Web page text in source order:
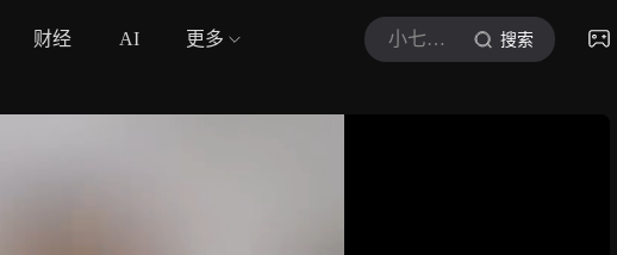
财经 AI 更多 小七喜的日常 搜索